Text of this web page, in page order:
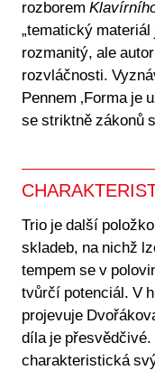
rozborem
„tematický
rozmanitý, ale
rozvláčnosti.
Pennem ‚Forma je
se striktně zákonů
Trio je další
skladeb, na nichž
tempem se v
tvůrčí potenciál. V
projevuje
díla je
charakteristická